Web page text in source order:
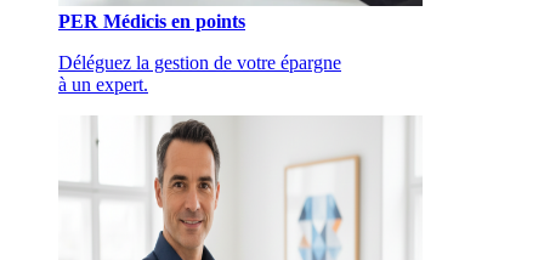
PER Médicis en points
Déléguez la gestion de votre épargne
à un expert.